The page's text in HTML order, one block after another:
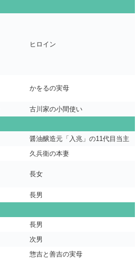
ヒロイン
かをるの実母
古川家の小間使い
醤油醸造元「入兆」の11代目当主
久兵衛の本妻
長女
長男
長男
次男
惣吉と善吉の実母